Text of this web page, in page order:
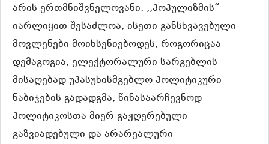
არის ერთმნიშვნელოვანი. ,,პოპულიზმის“
იარლიყით შესაძლოა, ისეთი განსხვავებული
მოვლენები მოიხსენიებოდეს, როგორიცაა
დემაგოგია, ელექტორალური სარგებლის
მისაღებად უპასუხისმგებლო პოლიტიკური
ნაბიჯების გადადგმა, წინასაარჩევნოდ
პოლიტიკოსთა მიერ გაჟღერებული
გაზვიადებული და არარეალური